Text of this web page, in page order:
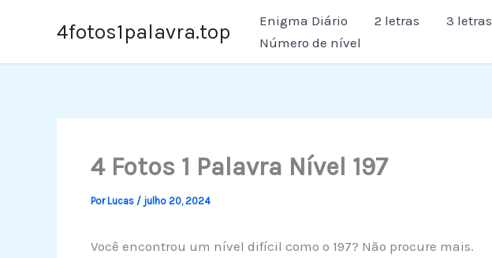
4fotos1palavra.top Enigma Diário 2 letras 3 letras
Número de nível
4 Fotos 1 Palavra Nível 197
PorLucas / julho 20, 2024
Você encontrou um nível difícil como o 197? Não procure mais.